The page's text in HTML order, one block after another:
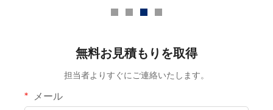
無料お見積もりを取得
担当者よりすぐにご連絡いたします。
メール